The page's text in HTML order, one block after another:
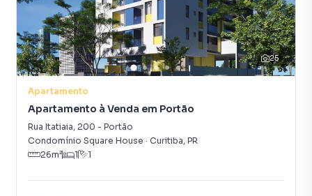
25
Apartamento
Apartamento à Venda em Portão
Rua Itatiaia, 200 - Portão
Condomínio Square House · Curitiba, PR
26m² 1 1